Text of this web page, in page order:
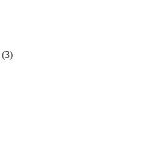
(3)